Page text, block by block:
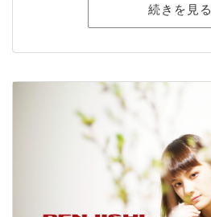
続きを見る